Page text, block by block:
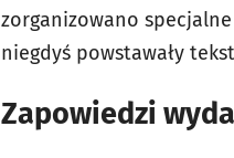
zorganizowano
niegdyś powstawały
Zapowiedzi